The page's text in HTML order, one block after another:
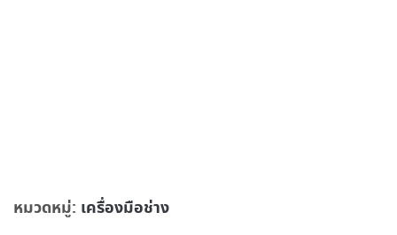
หมวดหมู่: เครื่องมือช่าง